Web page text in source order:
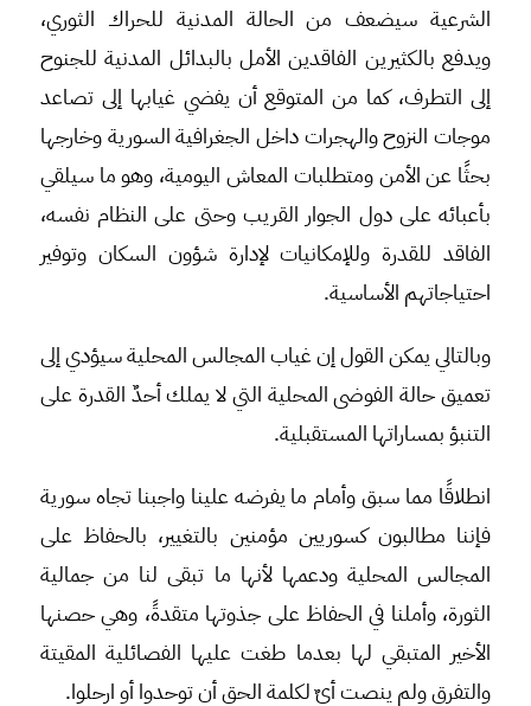
الشرعية سيضعف من الحالة المدنية للحراك الثوري،
ويدفع بالكثيرين الفاقدين الأمل بالبدائل المدنية للجنوح
إلى التطرف، كما من المتوقع أن يفضي غيابها إلى تصاعد
موجات النزوح والهجرات داخل الجغرافية السورية وخارجها
بحثًا عن الأمن ومتطلبات المعاش اليومية، وهو ما سيلقي
بأعبائه على دول الجوار القريب وحتى على النظام نفسه،
الفاقد للقدرة وللإمكانيات لإدارة شؤون السكان وتوفير
احتياجاتهم الأساسية.
وبالتالي يمكن القول إن غياب المجالس المحلية سيؤدي إلى
تعميق حالة الفوضى المحلية التي لا يملك أحدٌ القدرة على
التنبؤ بمساراتها المستقبلية.
انطلاقًا مما سبق وأمام ما يفرضه علينا واجبنا تجاه سورية
فإننا مطالبون كسوريين مؤمنين بالتغيير، بالحفاظ على
المجالس المحلية ودعمها لأنها ما تبقى لنا من جمالية
الثورة، وأملنا في الحفاظ على جذوتها متقدةً، وهي حصنها
الأخير المتبقي لها بعدما طغت عليها الفصائلية المقيتة
والتفرق ولم ينصت أيٌ لكلمة الحق أن توحدوا أو ارحلوا.